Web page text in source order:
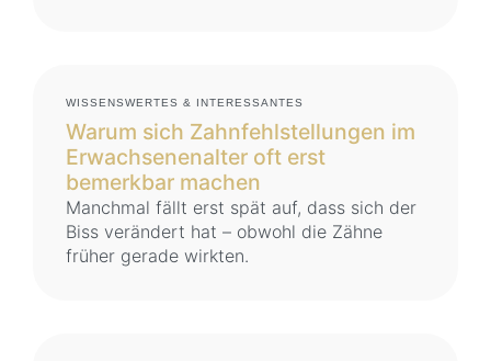
WISSENSWERTES & INTERESSANTES
Warum sich Zahnfehlstellungen im
Erwachsenenalter oft erst
bemerkbar machen
Manchmal fällt erst spät auf, dass sich der
Biss verändert hat – obwohl die Zähne
früher gerade wirkten.